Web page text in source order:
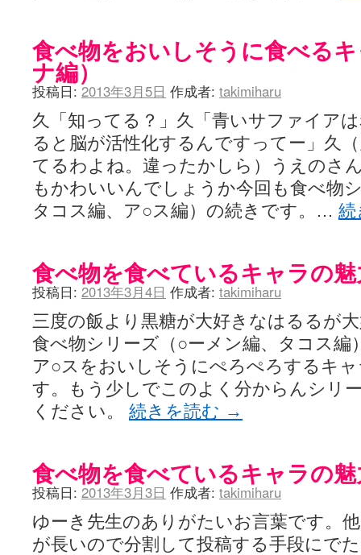
食べ物をおいしそうに食べる
ナ編）
投稿日: 2013年3月5日 作成者: takimiharu
久「知ってる？」久「青いサファイア
ると脳が活性化するんですってー」久
てるわよね。違ったかしら）うえのさ
もかわいいんでしょうか今回も食べ物
タコス編、ア○ス編）の続きです。…
食べ物を食べているキャラの
投稿日: 2013年3月4日 作成者: takimiharu
三度の飯より黒糖が大好きなはるるが
食べ物シリーズ（○ーメン編、タコス編
ア○スをおいしそうにぺろぺろするキ
す。もう少しでこのよく分からんシリ
ください。 続きを読む →
食べ物を食べているキャラの
投稿日: 2013年3月3日 作成者: takimiharu
ゆーき先生のありがたいお言葉です。
が長いので分割して投稿する手段にで